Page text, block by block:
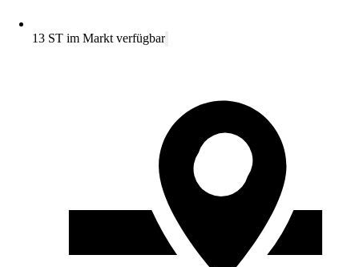
13 ST im Markt verfügbar